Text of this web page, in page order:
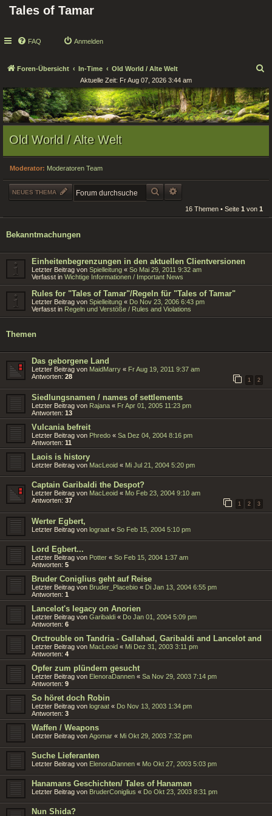
Tales of Tamar
FAQ Anmelden
Foren-Übersicht In-Time Old World / Alte Welt
c
h
e
Aktuelle Zeit: Fr Aug 07, 2026 3:44 am
Old World / Alte Welt
Moderator: Moderatoren Team
NEUES THEMA SUCHE
16 Themen • Seite 1 von 1
Bekanntmachungen
Einheitenbegrenzungen in den aktuellen Clientversionen
Letzter Beitrag von Spielleitung « So Mai 29, 2011 9:32 am
Verfasst in Wichtige Informationen / Important News
Rules for "Tales of Tamar"/Regeln für "Tales of Tamar"
Letzter Beitrag von Spielleitung « Do Nov 23, 2006 6:43 pm
Verfasst in Regeln und Verstöße / Rules and Violations
Themen
Das geborgene Land
Letzter Beitrag von MaidMarry « Fr Aug 19, 2011 9:37 am
Antworten: 28
1 2
Siedlungsnamen / names of settlements
Letzter Beitrag von Rajana « Fr Apr 01, 2005 11:23 pm
Antworten: 13
Vulcania befreit
Letzter Beitrag von Phredo « Sa Dez 04, 2004 8:16 pm
Antworten: 11
Laois is history
Letzter Beitrag von MacLeoid « Mi Jul 21, 2004 5:20 pm
Captain Garibaldi the Despot?
Letzter Beitrag von MacLeoid « Mo Feb 23, 2004 9:10 am
Antworten: 37
1 2 3
Werter Egbert,
Letzter Beitrag von lograat « So Feb 15, 2004 5:10 pm
Lord Egbert...
Letzter Beitrag von Potter « So Feb 15, 2004 1:37 am
Antworten: 5
Bruder Coniglius geht auf Reise
Letzter Beitrag von Bruder_Placebio « Di Jan 13, 2004 6:55 pm
Antworten: 1
Lancelot's legacy on Anorien
Letzter Beitrag von Garibaldi « Do Jan 01, 2004 5:09 pm
Antworten: 6
Orctrouble on Tandria - Gallahad, Garibaldi and Lancelot and
Letzter Beitrag von MacLeoid « Mi Dez 31, 2003 3:11 pm
Antworten: 4
Opfer zum plündern gesucht
Letzter Beitrag von ElenoraDannen « Sa Nov 29, 2003 7:14 pm
Antworten: 9
So höret doch Robin
Letzter Beitrag von lograat « Do Nov 13, 2003 1:34 pm
Antworten: 3
Waffen / Weapons
Letzter Beitrag von Agomar « Mi Okt 29, 2003 7:32 pm
Suche Lieferanten
Letzter Beitrag von ElenoraDannen « Mo Okt 27, 2003 5:03 pm
Hanamans Geschichten/ Tales of Hanaman
Letzter Beitrag von BruderConiglius « Do Okt 23, 2003 8:31 pm
Nun Shida?